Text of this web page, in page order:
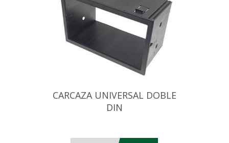
CARCAZA UNIVERSAL DOBLE
DIN